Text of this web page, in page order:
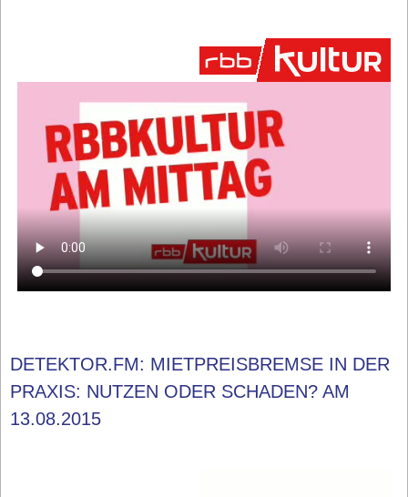
DETEKTOR.FM: MIETPREISBREMSE IN DER
PRAXIS: NUTZEN ODER SCHADEN? AM
13.08.2015